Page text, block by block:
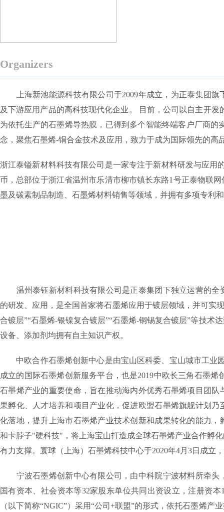
Organizers
上海新池能源科技有限公司于2009年成立，为正泰集团旗
及下游应用产品的高科技现代化企业。 目前，公司以自主开
为依托生产的石墨烯导热膜，已得到多个智能终端客户厂商
念，聚焦石墨烯-铜合金技术及应用，致力于成为国际领先的高
浙江泰镒新材料科技有限公司‌是一家专注于新材料研发与应用
币，总部位于浙江省温州市乐清市柳市镇长东路1号正泰物联
墨及碳素制品制造、石墨烯材料销售等领域，并拥有多项专利
温州泰钰新材料科技有限公司是正泰集团下独立运营的全
的研发、应用，是全国首家将石墨烯应用于镀层领域，并可实
合镀层”“石墨烯-银镍复合镀层”“石墨烯-铜锡复合镀层”等技术
设备、添加剂均拥有自主知识产权。
中欧合作石墨烯创新中心是由宝山区科委、宝山城市工业
成立的国际石墨烯创新服务平台，也是2019中欧长三角石墨
石墨烯产业的重要使命，旨在推动海内外优秀石墨烯项目团
果孵化、人才培养和项目产业化，促进欧盟石墨烯旗舰计划
化落地，提升上海市石墨烯产业技术创新和成果转化的能力
和卡脖子"硬科技"，将上海宝山打造成全球石墨烯产业合作孵
有力支撑。寰球（上海）石墨烯科技中心于2020年4月3日成立
宁波石墨烯创新中心有限公司，由中科院宁波材料所牵头
国有资本、社会资本等32家股东单位共同出资设立，注册资
（以下简称“NGIC”）采用“公司+联盟”的形式，依托石墨烯